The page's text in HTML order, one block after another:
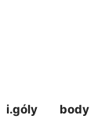
i.góly body